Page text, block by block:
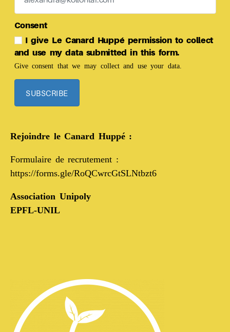
Consent
I give Le Canard Huppé permission to collect
and use my data submitted in this form.
Give consent that we may collect and use your data.
SUBSCRIBE
Rejoindre le Canard Huppé :
Formulaire de recrutement :
https://forms.gle/RoQCwrcGtSLNtbzt6
Association Unipoly
EPFL-UNIL